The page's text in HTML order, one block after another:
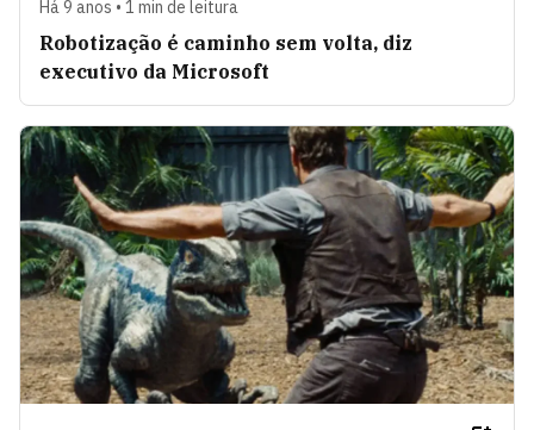
Há 9 anos • 1 min de leitura
Robotização é caminho sem volta, diz
executivo da Microsoft